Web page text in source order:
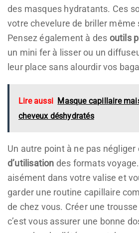
des masques hydratants. Ces
votre chevelure de briller même
Pensez également à des outils
un mini fer à lisser ou un
leur place sans alourdir vos
Lire aussi Masque capillaire
cheveux déshydratés
Un autre point à ne pas négliger
d’utilisation des formats
aisément dans votre valise et
garder une routine capillaire
de chez vous. Créer une
c’est vous assurer une bonne